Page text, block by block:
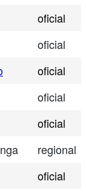
oficial
oficial
oficial
oficial
oficial
regional
oficial